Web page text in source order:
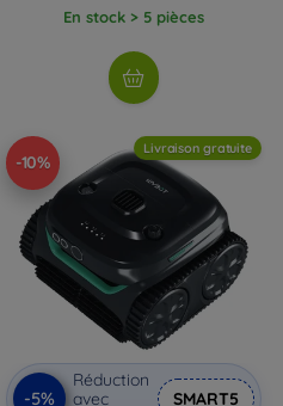
En stock > 5 pièces
-10%
Livraison gratuite
-5%
Réduction
avec
SMART5